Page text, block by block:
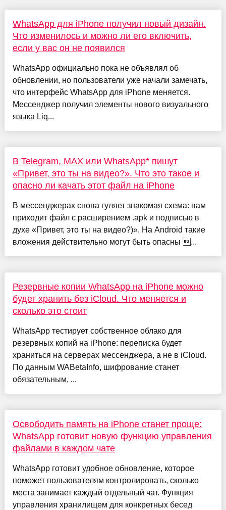
WhatsApp для iPhone получил новый дизайн.
Что изменилось и можно ли его включить,
если у вас он не появился
WhatsApp официально пока не объявлял об
обновлении, но пользователи уже начали замечать,
что интерфейс WhatsApp для iPhone меняется.
Мессенджер получил элементы нового визуального
языка Liq...
В Telegram, MAX или WhatsApp* пишут
«Привет, это ты на видео?». Что это такое и
опасно ли качать этот файл на iPhone
В мессенджерах снова гуляет знакомая схема: вам
приходит файл с расширением .apk и подписью в
духе «Привет, это ты на видео?)». На Android такие
вложения действительно могут быть опасны ...
Резервные копии WhatsApp на iPhone можно
будет хранить без iCloud. Что меняется и
сколько это стоит
WhatsApp тестирует собственное облако для
резервных копий на iPhone: переписка будет
храниться на серверах мессенджера, а не в iCloud.
По данным WABetaInfo, шифрование станет
обязательным, ...
Освободить память на iPhone станет проще:
WhatsApp готовит новую функцию управления
файлами в каждом чате
WhatsApp готовит удобное обновление, которое
поможет пользователям контролировать, сколько
места занимает каждый отдельный чат. Функция
управления хранилищем для конкретных бесед